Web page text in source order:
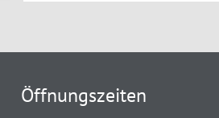
Öffnungszeiten